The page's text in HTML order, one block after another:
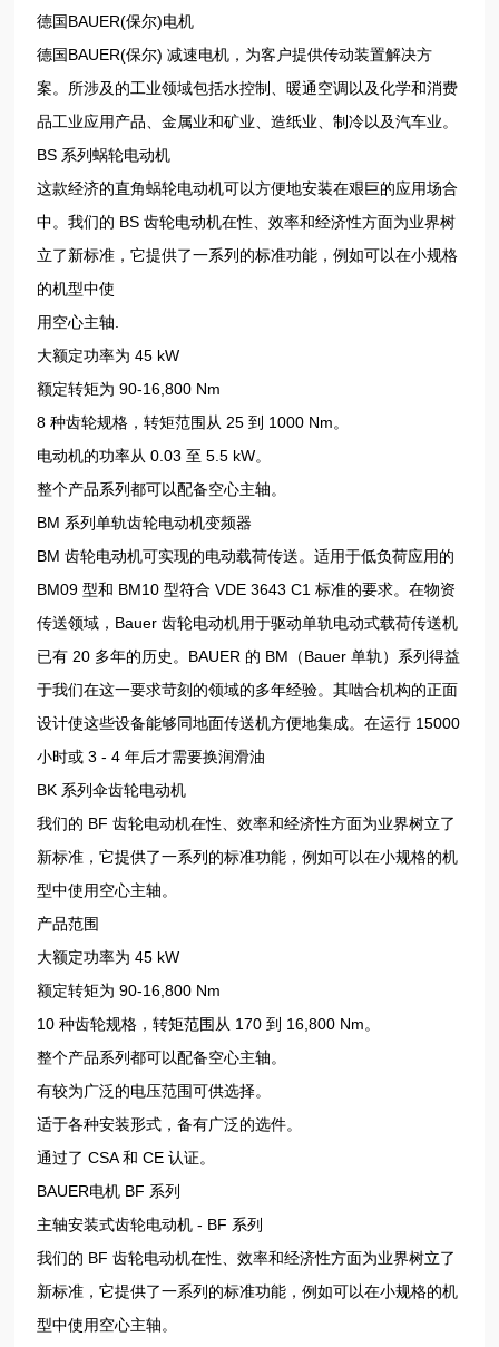
德国BAUER(保尔)电机
德国BAUER(保尔) 减速电机，为客户提供传动装置解决方
案。所涉及的工业领域包括水控制、暖通空调以及化学和消费
品工业应用产品、金属业和矿业、造纸业、制冷以及汽车业。
BS 系列蜗轮电动机
这款经济的直角蜗轮电动机可以方便地安装在艰巨的应用场合
中。我们的 BS 齿轮电动机在性、效率和经济性方面为业界树
立了新标准，它提供了一系列的标准功能，例如可以在小规格
的机型中使
用空心主轴.
大额定功率为 45 kW
额定转矩为 90-16,800 Nm
8 种齿轮规格，转矩范围从 25 到 1000 Nm。
电动机的功率从 0.03 至 5.5 kW。
整个产品系列都可以配备空心主轴。
BM 系列单轨齿轮电动机变频器
BM 齿轮电动机可实现的电动载荷传送。适用于低负荷应用的
BM09 型和 BM10 型符合 VDE 3643 C1 标准的要求。在物资
传送领域，Bauer 齿轮电动机用于驱动单轨电动式载荷传送机
已有 20 多年的历史。BAUER 的 BM（Bauer 单轨）系列得益
于我们在这一要求苛刻的领域的多年经验。其啮合机构的正面
设计使这些设备能够同地面传送机方便地集成。在运行 15000
小时或 3 - 4 年后才需要换润滑油
BK 系列伞齿轮电动机
我们的 BF 齿轮电动机在性、效率和经济性方面为业界树立了
新标准，它提供了一系列的标准功能，例如可以在小规格的机
型中使用空心主轴。
产品范围
大额定功率为 45 kW
额定转矩为 90-16,800 Nm
10 种齿轮规格，转矩范围从 170 到 16,800 Nm。
整个产品系列都可以配备空心主轴。
有较为广泛的电压范围可供选择。
适于各种安装形式，备有广泛的选件。
通过了 CSA 和 CE 认证。
BAUER电机 BF 系列
主轴安装式齿轮电动机 - BF 系列
我们的 BF 齿轮电动机在性、效率和经济性方面为业界树立了
新标准，它提供了一系列的标准功能，例如可以在小规格的机
型中使用空心主轴。